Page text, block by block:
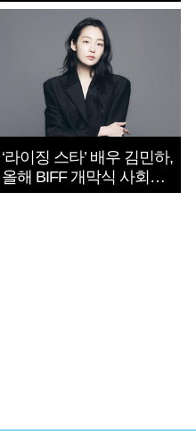
지는 ‘전쟁 속죄’
‘라이징 스타’ 배우 김민하,
올해 BIFF 개막식 사회자
확정